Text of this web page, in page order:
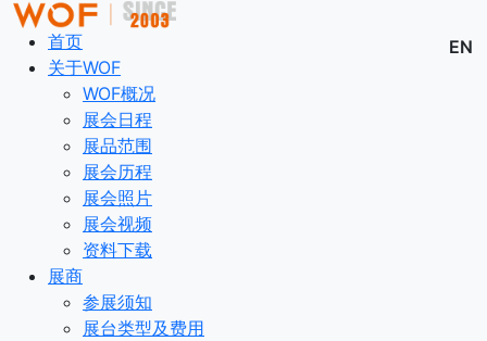
EN
首页
关于WOF
WOF概况
展会日程
展品范围
展会历程
展会照片
展会视频
资料下载
展商
参展须知
展台类型及费用